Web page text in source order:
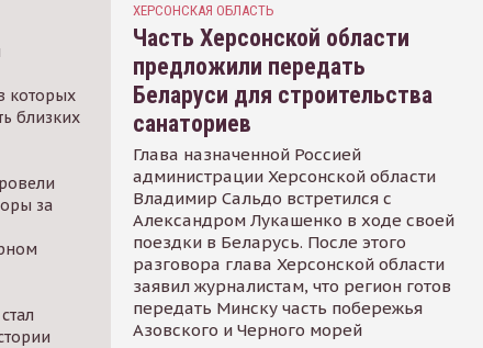
которых
близких
за
ХЕРСОНСКАЯ ОБЛАСТЬ
Часть Херсонской области
предложили передать
Беларуси для строительства
санаториев
Глава назначенной Россией
администрации Херсонской области
Владимир Сальдо встретился с
Александром Лукашенко в ходе своей
поездки в Беларусь. После этого
разговора глава Херсонской области
заявил журналистам, что регион готов
передать Минску часть побережья
Азовского и Черного морей